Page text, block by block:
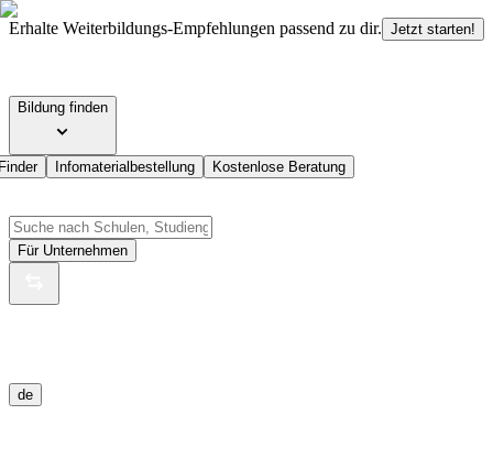
Erhalte Weiterbildungs-Empfehlungen passend zu dir. Jetzt starten!
Bildung finden
Infomaterialbestellung Kostenlose Beratung
Für Unternehmen
de